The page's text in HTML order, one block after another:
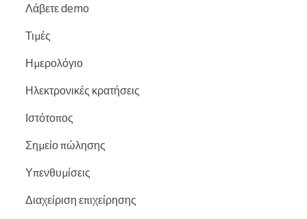
Λάβετε demo
Τιμές
Ημερολόγιο
Ηλεκτρονικές κρατήσεις
Ιστότοπος
Σημείο πώλησης
Υπενθυμίσεις
Διαχείριση επιχείρησης